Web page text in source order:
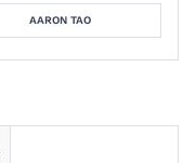
AARON TAO